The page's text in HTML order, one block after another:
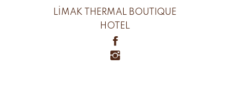
LİMAK THERMAL BOUTIQUE
HOTEL